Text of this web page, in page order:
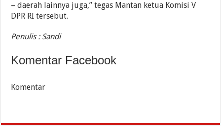
– daerah lainnya juga,” tegas Mantan ketua Komisi V
DPR RI tersebut.
Penulis : Sandi
Komentar Facebook
Komentar